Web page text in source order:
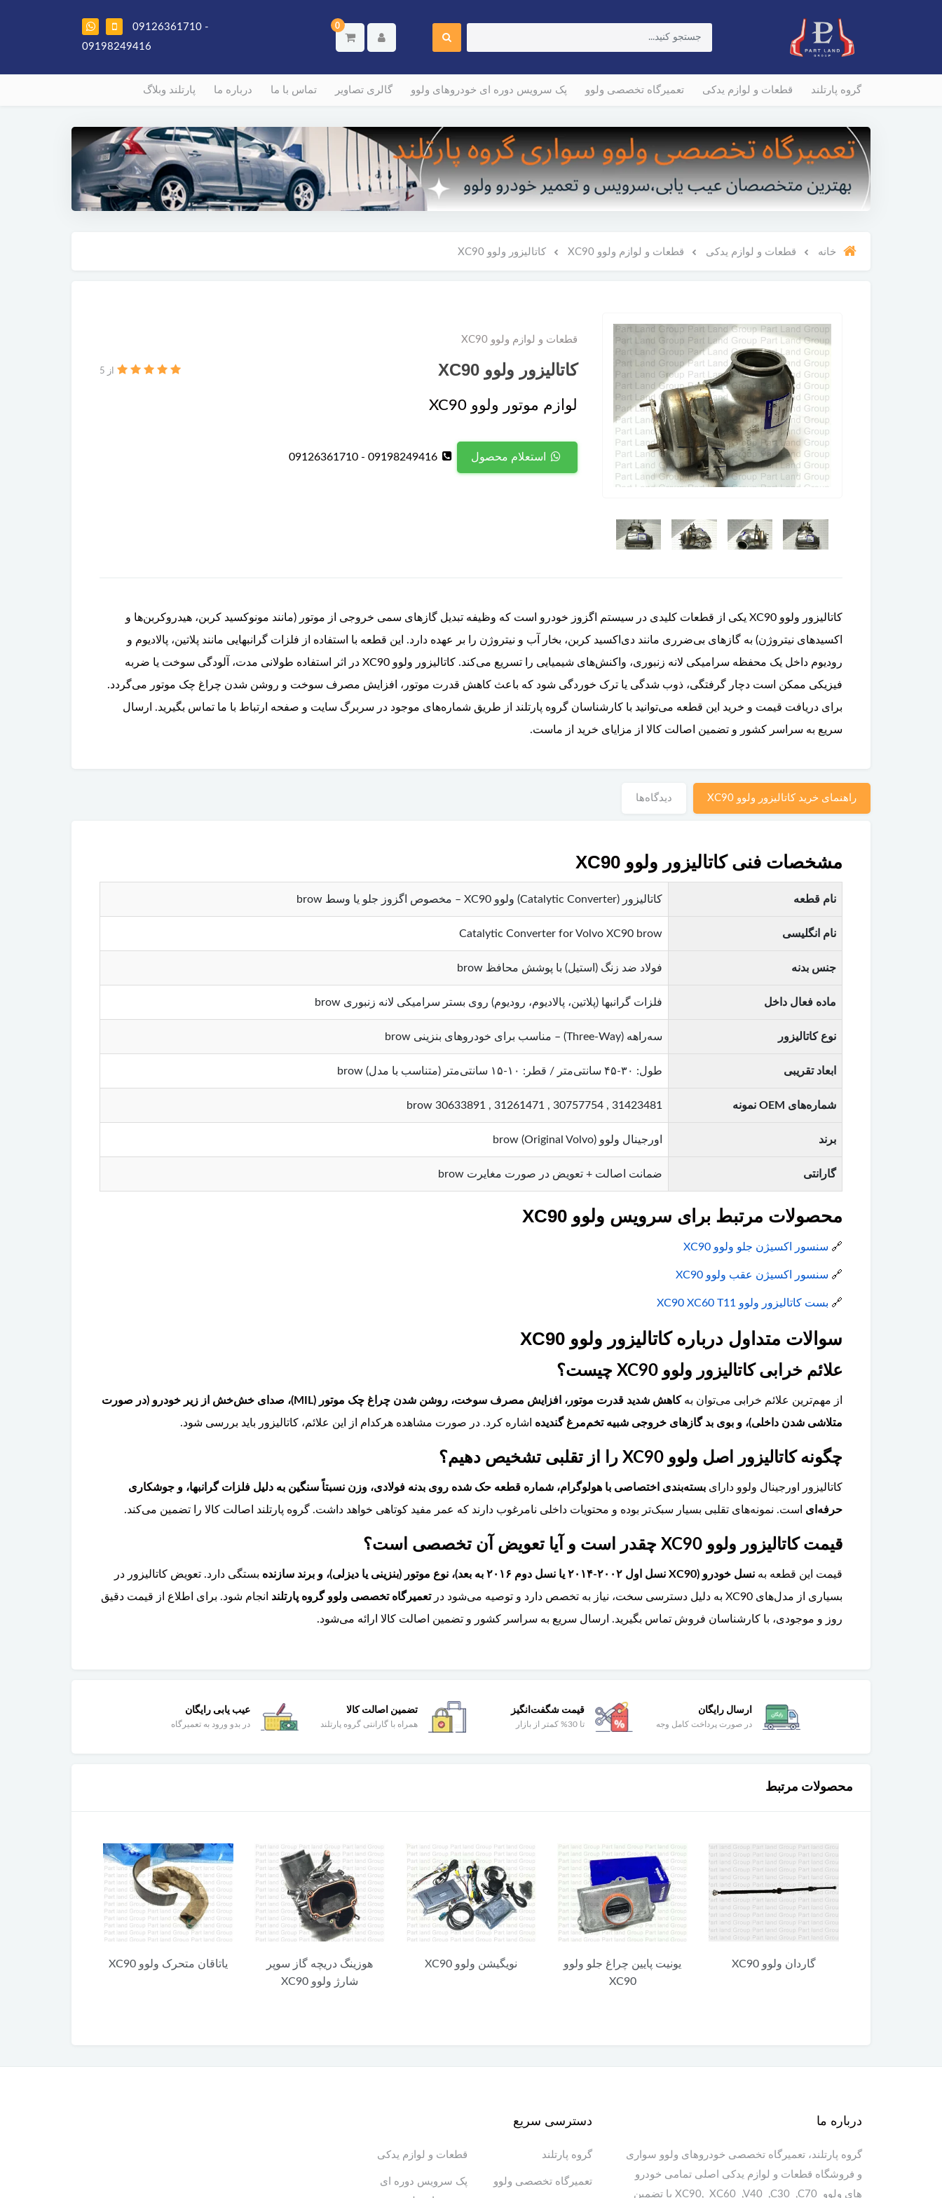
0
09126361710 -
09198249416
گروه پارتلند قطعات و لوازم یدکی تعمیرگاه تخصصی ولوو پک سرویس دوره ای خودروهای ولوو گالری تصاویر تماس با ما درباره ما پارتلند وبلاگ
خانه قطعات و لوازم یدکی قطعات و لوازم ولوو XC90 کاتالیزور ولوو XC90
قطعات و لوازم ولوو XC90
کاتالیزور ولوو XC90 از 5
لوازم موتور ولوو XC90
استعلام محصول 09198249416 - 09126361710
کاتالیزور ولوو XC90 یکی از قطعات کلیدی در سیستم اگزوز خودرو است که وظیفه تبدیل گازهای سمی خروجی از موتور (مانند مونوکسید کربن، هیدروکربن‌ها و
اکسیدهای نیتروژن) به گازهای بی‌ضرری مانند دی‌اکسید کربن، بخار آب و نیتروژن را بر عهده دارد. این قطعه با استفاده از فلزات گرانبهایی مانند پلاتین، پالادیوم و
رودیوم داخل یک محفظه سرامیکی لانه زنبوری، واکنش‌های شیمیایی را تسریع می‌کند. کاتالیزور ولوو XC90 در اثر استفاده طولانی مدت، آلودگی سوخت یا ضربه
فیزیکی ممکن است دچار گرفتگی، ذوب شدگی یا ترک خوردگی شود که باعث کاهش قدرت موتور، افزایش مصرف سوخت و روشن شدن چراغ چک موتور می‌گردد.
برای دریافت قیمت و خرید این قطعه می‌توانید با کارشناسان گروه پارتلند از طریق شماره‌های موجود در سربرگ سایت و صفحه ارتباط با ما تماس بگیرید. ارسال
سریع به سراسر کشور و تضمین اصالت کالا از مزایای خرید از ماست.
راهنمای خرید کاتالیزور ولوو XC90 دیدگاه‌ها
مشخصات فنی کاتالیزور ولوو XC90
نام قطعه کاتالیزور (Catalytic Converter) ولوو XC90 – مخصوص اگزوز جلو یا وسط brow
نام انگلیسی Catalytic Converter for Volvo XC90 brow
جنس بدنه فولاد ضد زنگ (استیل) با پوشش محافظ brow
ماده فعال داخل فلزات گرانبها (پلاتین، پالادیوم، رودیوم) روی بستر سرامیکی لانه زنبوری brow
نوع کاتالیزور سه‌راهه (Three-Way) – مناسب برای خودروهای بنزینی brow
ابعاد تقریبی طول: ۳۰-۴۵ سانتی‌متر / قطر: ۱۰-۱۵ سانتی‌متر (متناسب با مدل) brow
شماره‌های OEM نمونه 31423481 , 30757754 , 31261471 , 30633891 brow
برند اورجینال ولوو (Original Volvo) brow
گارانتی ضمانت اصالت + تعویض در صورت مغایرت brow
محصولات مرتبط برای سرویس ولوو XC90
🔗 سنسور اکسیژن جلو ولوو XC90
🔗 سنسور اکسیژن عقب ولوو XC90
🔗 بست کاتالیزور ولوو XC90 XC60 T11
سوالات متداول درباره کاتالیزور ولوو XC90
علائم خرابی کاتالیزور ولوو XC90 چیست؟
از مهم‌ترین علائم خرابی می‌توان به
کاهش شدید قدرت موتور، افزایش مصرف سوخت، روشن شدن چراغ چک موتور (MIL)، صدای خش‌خش از زیر خودرو (در صورت
متلاشی شدن داخلی)، و بوی بد گازهای خروجی شبیه تخم‌مرغ گندیده اشاره کرد. در صورت مشاهده هرکدام از این علائم، کاتالیزور باید بررسی شود.
چگونه کاتالیزور اصل ولوو XC90 را از تقلبی تشخیص دهیم؟
کاتالیزور اورجینال ولوو دارای بسته‌بندی اختصاصی با هولوگرام، شماره قطعه حک شده روی بدنه فولادی، وزن نسبتاً سنگین به دلیل فلزات گرانبها، و جوشکاری
حرفه‌ای است. نمونه‌های تقلبی بسیار سبک‌تر بوده و محتویات داخلی نامرغوب دارند که عمر مفید کوتاهی خواهد داشت. گروه پارتلند اصالت کالا را تضمین می‌کند.
قیمت کاتالیزور ولوو XC90 چقدر است و آیا تعویض آن تخصصی است؟
قیمت این قطعه به نسل خودرو (XC90 نسل اول ۲۰۰۲-۲۰۱۴ یا نسل دوم ۲۰۱۶ به بعد)، نوع موتور (بنزینی یا دیزلی)، و برند سازنده
بستگی دارد. تعویض کاتالیزور در
بسیاری از مدل‌های XC90 به دلیل دسترسی سخت، نیاز به تخصص دارد و توصیه می‌شود در
تعمیرگاه تخصصی ولوو گروه پارتلند انجام شود. برای اطلاع از قیمت دقیق
روز و موجودی، با کارشناسان فروش تماس بگیرید. ارسال سریع به سراسر کشور و تضمین اصالت کالا ارائه می‌شود.
ارسال رایگان
در صورت پرداخت کامل وجه
قیمت شگفت‌انگیز
تا 30% کمتر از بازار
تضمین اصالت کالا
همراه با گارانتی گروه پارتلند
عیب یابی رایگان
در بدو ورود به تعمیرگاه
محصولات مرتبط
گاردان ولوو XC90
یونیت پایین چراغ جلو ولوو
XC90
نویگیشن ولوو XC90
هوزینگ دریچه گاز سوپر
شارژ ولوو XC90
یاتاقان متحرک ولوو XC90
درباره ما
گروه پارتلند، تعمیرگاه تخصصی خودروهای ولوو سواری
و فروشگاه قطعات و لوازم یدکی اصلی تمامی خودرو
های ولوو XC90, XC60 ,V40 ,C30 ,C70 با تضمین
دسترسی سریع
گروه پارتلند قطعات و لوازم یدکی
تعمیرگاه تخصصی ولوو
پک سرویس دوره ای